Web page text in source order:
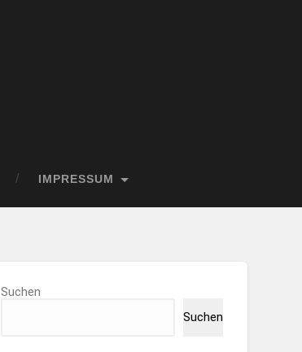
IMPRESSUM
Suchen
Suchen